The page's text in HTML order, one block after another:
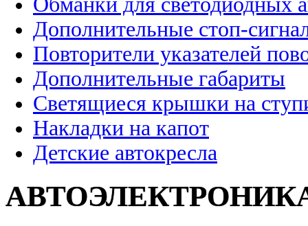
Дополнительные стоп-
Повторители указателей
Дополнительные габариты
Светящиеся крышки на
Накладки на капот
Детские автокресла